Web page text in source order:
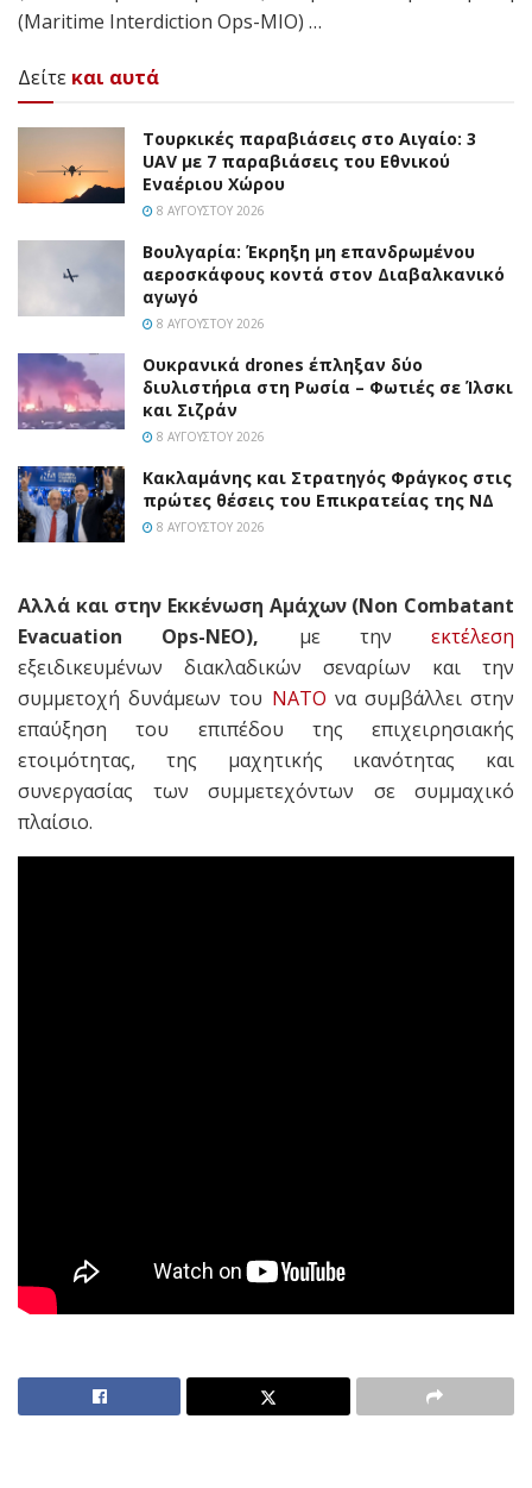
(Maritime Interdiction Ops-MIO) …
Δείτε και αυτά
Τουρκικές παραβιάσεις στο Αιγαίο: 3
UAV με 7 παραβιάσεις του Εθνικού
Εναέριου Χώρου
8 ΑΥΓΟΎΣΤΟΥ 2026
Βουλγαρία: Έκρηξη μη επανδρωμένου
αεροσκάφους κοντά στον Διαβαλκανικό
αγωγό
8 ΑΥΓΟΎΣΤΟΥ 2026
Ουκρανικά drones έπληξαν δύο
διυλιστήρια στη Ρωσία – Φωτιές σε Ίλσκι
και Σιζράν
8 ΑΥΓΟΎΣΤΟΥ 2026
Κακλαμάνης και Στρατηγός Φράγκος στις
πρώτες θέσεις του Επικρατείας της ΝΔ
8 ΑΥΓΟΎΣΤΟΥ 2026
Αλλά και στην Εκκένωση Αμάχων (Non Combatant
Evacuation Ops-NEO), με την εκτέλεση
εξειδικευμένων διακλαδικών σεναρίων και την
συμμετοχή δυνάμεων του ΝΑΤΟ να συμβάλλει στην
επαύξηση του επιπέδου της επιχειρησιακής
ετοιμότητας, της μαχητικής ικανότητας και
συνεργασίας των συμμετεχόντων σε συμμαχικό
πλαίσιο.